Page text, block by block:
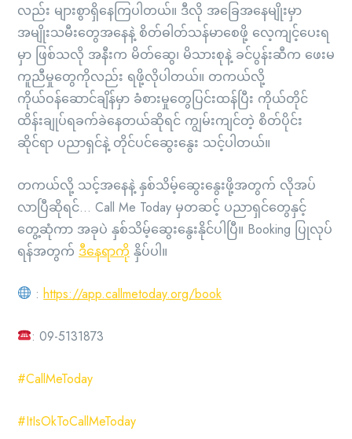
လည်း များစွာရှိနေကြပါတယ်။ ဒီလို အခြေအနေမျိုးမှာ
အမျိုးသမီးတွေအနေနဲ့ စိတ်ဓါတ်သန်မာစေဖို့ လေ့ကျင့်ပေးရ
မှာ ဖြစ်သလို အနီးက မိတ်ဆွေ၊ မိသားစုနဲ့ ခင်ပွန်းဆီက ဖေးမ
ကူညီမှုတွေကိုလည်း ရဖို့လိုပါတယ်။ တကယ်လို့
ကိုယ်ဝန်ဆောင်ချိန်မှာ ခံစားမှုတွေပြင်းထန်ပြီး ကိုယ်တိုင်
ထိန်းချုပ်ရခက်ခဲနေတယ်ဆိုရင် ကျွမ်းကျင်တဲ့ စိတ်ပိုင်း
ဆိုင်ရာ ပညာရှင်နဲ့ တိုင်ပင်ဆွေးနွေး သင့်ပါတယ်။
တကယ်လို့ သင့်အနေနဲ့ နှစ်သိမ့်ဆွေးနွေးဖို့အတွက် လိုအပ်
လာပြီဆိုရင်… Call Me Today မှတဆင့် ပညာရှင်တွေနှင့်
တွေ့ဆုံကာ အခုပဲ နှစ်သိမ့်ဆွေးနွေးနိုင်ပါပြီ။ Booking ပြုလုပ်
ရန်အတွက် ဒီနေရာကို နှိပ်ပါ။
:https://app.callmetoday.org/book
: 09-5131873
#CallMeToday
#ItIsOkToCallMeToday